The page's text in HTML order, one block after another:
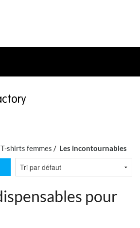
T-shirts femmes Les incontournables
pour